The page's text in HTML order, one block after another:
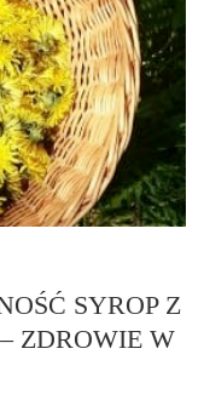
SYROP Z
ZDROWIE W